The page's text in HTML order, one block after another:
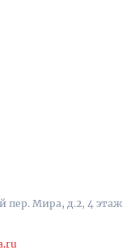
й пер. Мира, д.2, 4 этаж